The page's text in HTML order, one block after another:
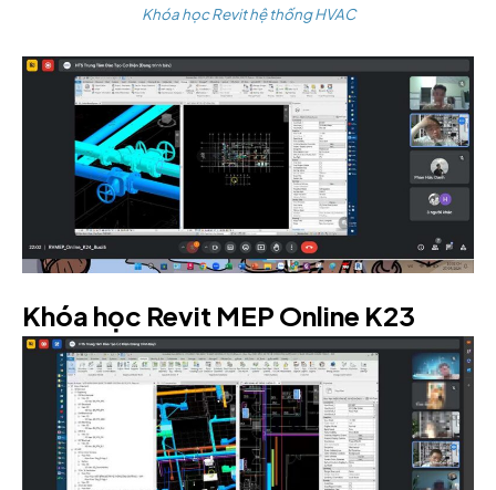
Khóa học Revit hệ thống HVAC
Khóa học Revit MEP Online K23